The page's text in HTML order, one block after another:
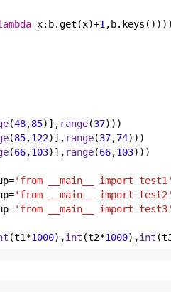
x:b.get(x)+1 ,b.keys())))
(48,85)], range(37)))
(85,122)], range(37,74)))
(66,103)], range(66,103)))
'from __main__ import test1'
'from __main__ import test2'
'from __main__ import test3'
(t1*1000),int (t2*1000),int